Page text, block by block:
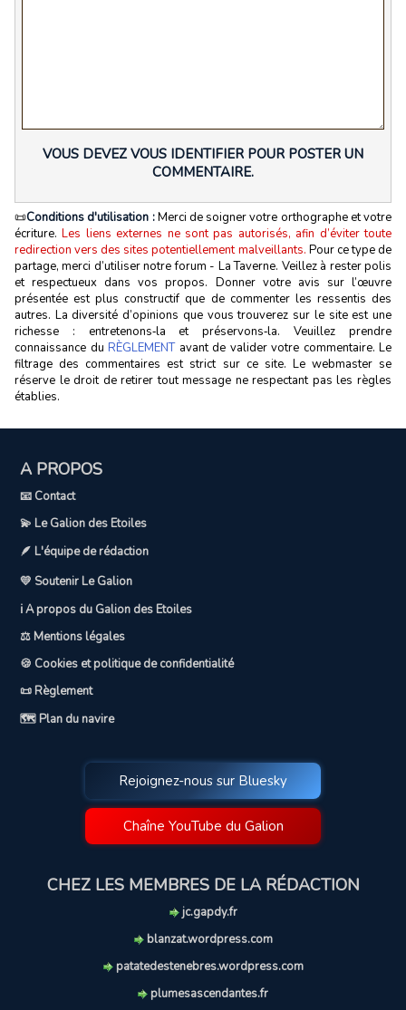
VOUS DEVEZ VOUS IDENTIFIER POUR POSTER UN
COMMENTAIRE.
📜Conditions d'utilisation :Merci de soigner votre orthographe et votre
écriture.Les liens externes ne sont pas autorisés, afin d’éviter toute
redirection vers des sites potentiellement malveillants. Pour ce type de
partage, merci d’utiliser notre forum - La Taverne. Veillez à rester polis
et respectueux dans vos propos. Donner votre avis sur l’œuvre
présentée est plus constructif que de commenter les ressentis des
autres. La diversité d’opinions que vous trouverez sur le site est une
richesse : entretenons‑la et préservons‑la. Veuillez prendre
connaissance du RÈGLEMENTavant de valider votre commentaire. Le
filtrage des commentaires est strict sur ce site. Le webmaster se
réserve le droit de retirer tout message ne respectant pas les règles
établies.
A PROPOS
📧 Contact
💫 Le Galion des Etoiles
🪶 L'équipe de rédaction
💛 Soutenir Le Galion
ℹ️ A propos du Galion des Etoiles
⚖️ Mentions légales
🍪 Cookies et politique de confidentialité
📜 Règlement
🗺️ Plan du navire
Rejoignez-nous sur Bluesky
Chaîne YouTube du Galion
CHEZ LES MEMBRES DE LA RÉDACTION
jc.gapdy.fr
blanzat.wordpress.com
patatedestenebres.wordpress.com
plumesascendantes.fr